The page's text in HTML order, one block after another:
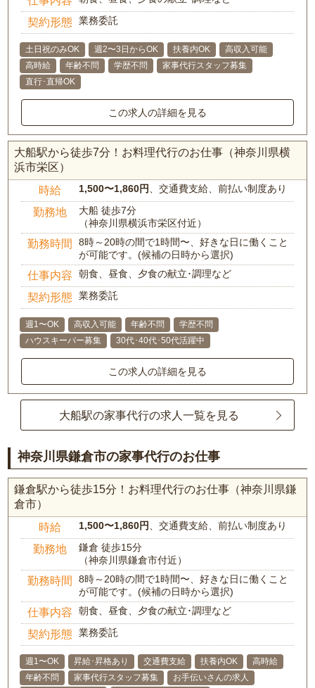
契約形態 業務委託
土日祝のみOK 週2〜3日からOK 扶養内OK
高収入可能
高時給
年齢不問 学歴不問
家事代行スタッフ募集
直行･直帰OK
この求人の詳細を見る
大船駅から徒歩7分！お料理代行のお仕事（神奈川県横
浜市栄区）
時給 1,500〜1,860円、交通費支給、前払い制度あり
勤務地
大船 徒歩7分
（神奈川県横浜市栄区付近）
勤務時間
8時～20時の間で1時間〜、好きな日に働くこと
が可能です。(候補の日時から選択)
仕事内容 朝食、昼食、夕食の献立･調理など
契約形態 業務委託
週1〜OK 高収入可能 年齢不問
学歴不問
ハウスキーパー募集
30代･40代･50代活躍中
この求人の詳細を見る
大船駅の家事代行の求人一覧を見る
神奈川県鎌倉市の家事代行のお仕事
鎌倉駅から徒歩15分！お料理代行のお仕事（神奈川県鎌
倉市）
時給 1,500〜1,860円 、交通費支給、前払い制度あり
勤務地
鎌倉 徒歩15分
（神奈川県鎌倉市付近）
勤務時間
8時～20時の間で1時間〜、好きな日に働くこと
が可能です。(候補の日時から選択)
仕事内容 朝食、昼食、夕食の献立･調理など
契約形態 業務委託
週1〜OK 昇給･昇格あり 交通費支給 扶養内OK
高時給
年齢不問
家事代行スタッフ募集
お手伝いさんの求人